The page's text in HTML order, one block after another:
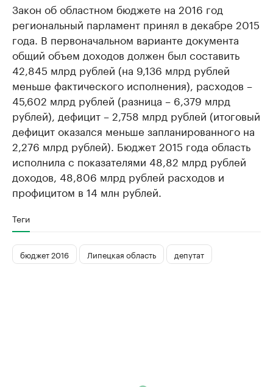
Закон об областном бюджете на 2016 год
региональный парламент принял в декабре 2015
года. В первоначальном варианте документа
общий объем доходов должен был составить
42,845 млрд рублей (на 9,136 млрд рублей
меньше фактического исполнения), расходов –
45,602 млрд рублей (разница – 6,379 млрд
рублей), дефицит – 2,758 млрд рублей (итоговый
дефицит оказался меньше запланированного на
2,276 млрд рублей). Бюджет 2015 года область
исполнила с показателями 48,82 млрд рублей
доходов, 48,806 млрд рублей расходов и
профицитом в 14 млн рублей.
Теги
бюджет 2016 Липецкая область депутат